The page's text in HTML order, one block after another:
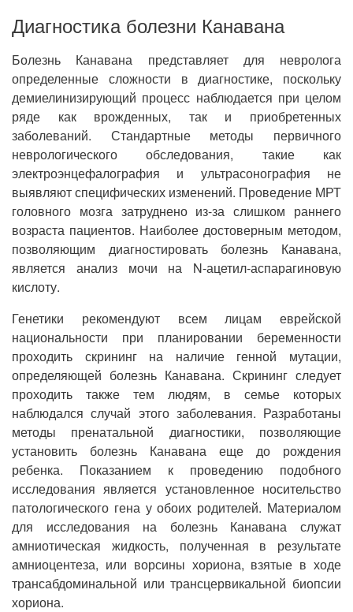
Диагностика болезни Канавана
Болезнь Канавана представляет для невролога
определенные сложности в диагностике, поскольку
демиелинизирующий процесс наблюдается при целом
ряде как врожденных, так и приобретенных
заболеваний. Стандартные методы первичного
неврологического обследования, такие как
электроэнцефалография и ультрасонография не
выявляют специфических изменений. Проведение МРТ
головного мозга затруднено из-за слишком раннего
возраста пациентов. Наиболее достоверным методом,
позволяющим диагностировать болезнь Канавана,
является анализ мочи на N-ацетил-аспарагиновую
кислоту.
Генетики рекомендуют всем лицам еврейской
национальности при планировании беременности
проходить скрининг на наличие генной мутации,
определяющей болезнь Канавана. Скрининг следует
проходить также тем людям, в семье которых
наблюдался случай этого заболевания. Разработаны
методы пренатальной диагностики, позволяющие
установить болезнь Канавана еще до рождения
ребенка. Показанием к проведению подобного
исследования является установленное носительство
патологического гена у обоих родителей. Материалом
для исследования на болезнь Канавана служат
амниотическая жидкость, полученная в результате
амниоцентеза, или ворсины хориона, взятые в ходе
трансабдоминальной или трансцервикальной биопсии
хориона.